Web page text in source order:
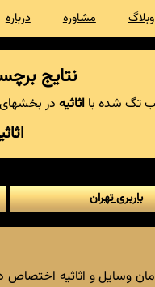
وبلاگ مشاوره درباره
نتایج
تگ شده با اثاثیه در بخشهای
باربری تهران
وسایل و اثاثیه